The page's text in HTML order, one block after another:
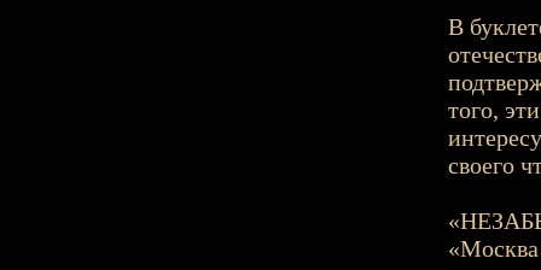
В
того,
своего